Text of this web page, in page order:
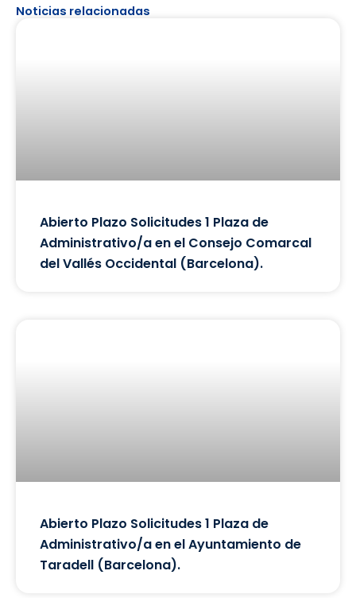
Noticias relacionadas
Abierto Plazo Solicitudes 1 Plaza de
Administrativo/a en el Consejo Comarcal
del Vallés Occidental (Barcelona).
Abierto Plazo Solicitudes 1 Plaza de
Administrativo/a en el Ayuntamiento de
Taradell (Barcelona).